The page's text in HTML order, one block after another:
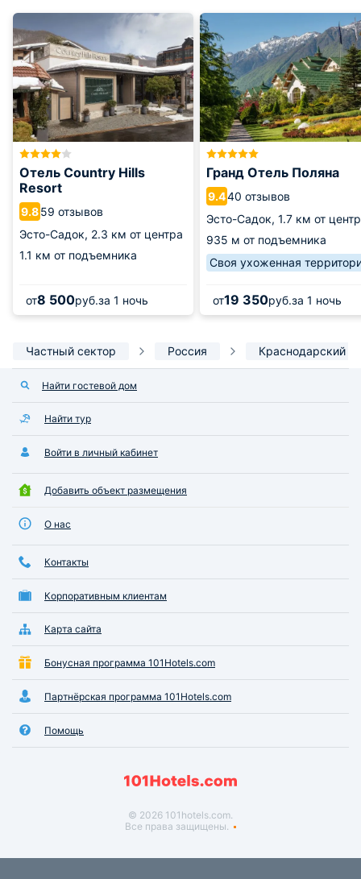
Отель Country Hills
Resort
9.859 отзывов
Эсто-Садок, 2.3 км от центра
1.1 км от подъемника
от8 500руб.за 1 ночь
Гранд Отель Поляна
9.440 отзывов
Эсто-Садок, 1.7 км от
935 м от подъемника
Своя ухоженная
от19 350руб.за 1 ночь
Частный сектор Россия Краснодарский
Найти гостевой дом
Найти тур
Войти в личный кабинет
Добавить объект размещения
О нас
Контакты
Корпоративным клиентам
Карта сайта
Бонусная программа 101Hotels.com
Партнёрская программа 101Hotels.com
Помощь
© 2026 101hotels.com.
Все права защищены.